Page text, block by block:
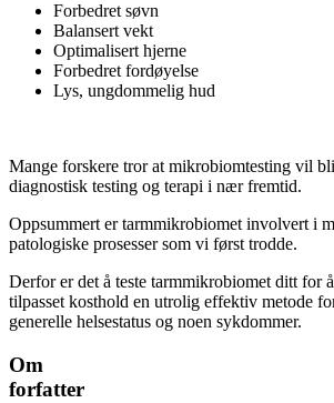
Forbedret søvn
Balansert vekt
Optimalisert hjerne
Forbedret fordøyelse
Lys, ungdommelig hud
Mange forskere tror at mikrobiomtesting vil
diagnostisk testing og terapi i nær fremtid.
Oppsummert er tarmmikrobiomet involvert i
patologiske prosesser som vi først trodde.
Derfor er det å teste tarmmikrobiomet ditt for
tilpasset kosthold en utrolig effektiv metode
generelle helsestatus og noen sykdommer.
Om
forfatter